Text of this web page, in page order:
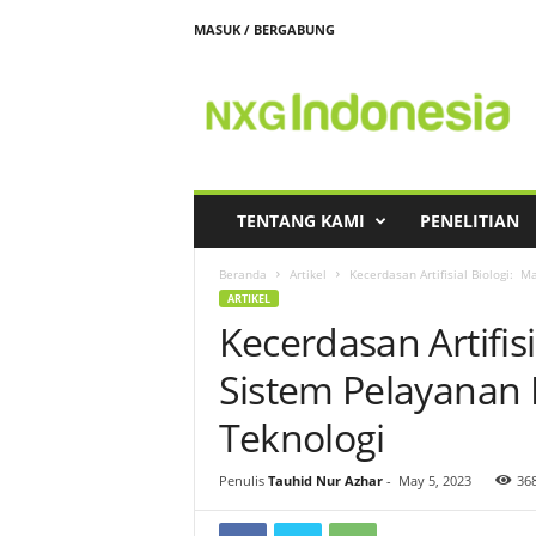
MASUK / BERGABUNG
n
TENTANG KAMI PENELITIAN
Beranda Artikel Kecerdasan Artifisial Biologi:
ARTIKEL
Kecerdasan
Sistem
Teknologi
Penulis Tauhid Nur Azhar- May 5, 2023